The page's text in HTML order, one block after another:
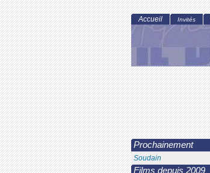
Accueil Invités
Prochainement
Soudain
Films depuis 2009